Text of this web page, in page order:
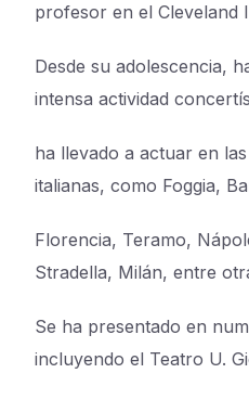
profesor en el Cleveland
Desde su adolescencia,
intensa actividad
ha llevado a actuar en
italianas, como Foggia,
Florencia, Teramo,
Stradella, Milán, entre
Se ha presentado en
incluyendo el Teatro U.